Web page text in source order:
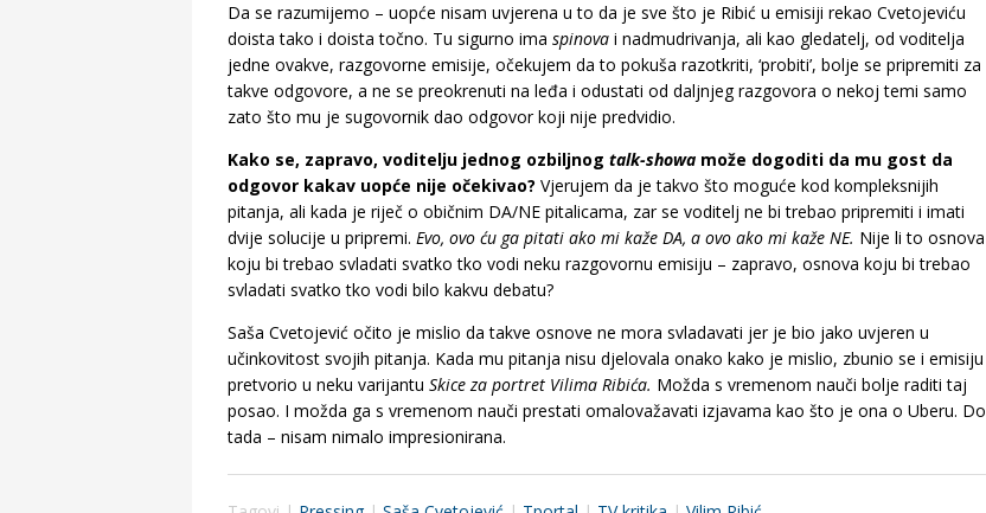
Da se razumijemo – uopće nisam uvjerena u to da je sve što je Ribić u emisiji rekao Cvetojeviću
doista tako i doista točno. Tu sigurno ima spinova i nadmudrivanja, ali kao gledatelj, od voditelja
jedne ovakve, razgovorne emisije, očekujem da to pokuša razotkriti, ‘probiti’, bolje se pripremiti za
takve odgovore, a ne se preokrenuti na leđa i odustati od daljnjeg razgovora o nekoj temi samo
zato što mu je sugovornik dao odgovor koji nije predvidio.
Kako se, zapravo, voditelju jednog ozbiljnog talk-showa može dogoditi da mu gost da
odgovor kakav uopće nije očekivao? Vjerujem da je takvo što moguće kod kompleksnijih
pitanja, ali kada je riječ o običnim DA/NE pitalicama, zar se voditelj ne bi trebao pripremiti i imati
dvije solucije u pripremi. Evo, ovo ću ga pitati ako mi kaže DA, a ovo ako mi kaže NE. Nije li to osnova
koju bi trebao svladati svatko tko vodi neku razgovornu emisiju – zapravo, osnova koju bi trebao
svladati svatko tko vodi bilo kakvu debatu?
Saša Cvetojević očito je mislio da takve osnove ne mora svladavati jer je bio jako uvjeren u
učinkovitost svojih pitanja. Kada mu pitanja nisu djelovala onako kako je mislio, zbunio se i emisiju
pretvorio u neku varijantu Skice za portret Vilima Ribića. Možda s vremenom nauči bolje raditi taj
posao. I možda ga s vremenom nauči prestati omalovažavati izjavama kao što je ona o Uberu. Do
tada – nisam nimalo impresionirana.